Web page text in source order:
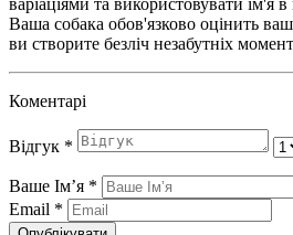
варіаціями та використовувати ім'я
Ваша собака обов'язково оцінить
ви створите безліч незабутніх
Коментарі
Відгук *
Ваше Імʼя *
Email *